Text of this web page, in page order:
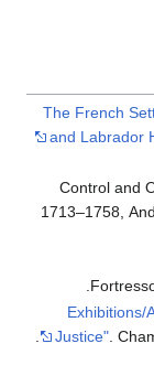
"The French
and Labrador
Control and
1713–1758,
Justice" .